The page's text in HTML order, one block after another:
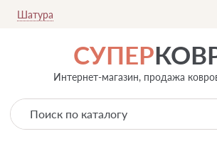
Шатура
СУПЕР
Интернет-магазин, продажа